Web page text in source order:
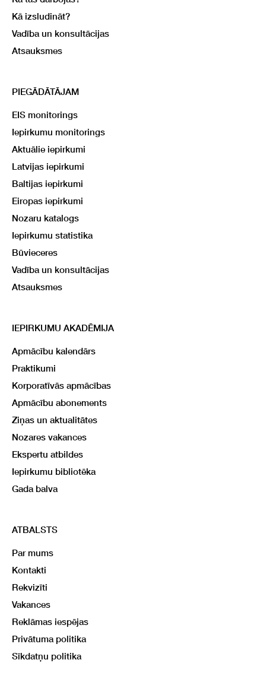
Kā izsludināt?
Vadība un konsultācijas
Atsauksmes
PIEGĀDĀTĀJAM
EIS monitorings
Iepirkumu monitorings
Aktuālie iepirkumi
Latvijas iepirkumi
Baltijas iepirkumi
Eiropas iepirkumi
Nozaru katalogs
Iepirkumu statistika
Būvieceres
Vadība un konsultācijas
Atsauksmes
IEPIRKUMU AKADĒMIJA
Apmācību kalendārs
Praktikumi
Korporatīvās apmācības
Apmācību abonements
Ziņas un aktualitātes
Nozares vakances
Ekspertu atbildes
Iepirkumu bibliotēka
Gada balva
ATBALSTS
Par mums
Kontakti
Rekvizīti
Vakances
Reklāmas iespējas
Privātuma politika
Sīkdatņu politika